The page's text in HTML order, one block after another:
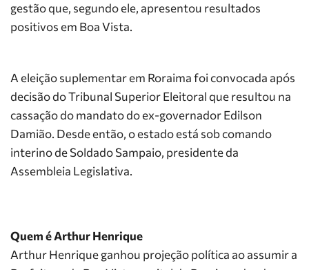
gestão que, segundo ele, apresentou resultados
positivos em Boa Vista.
A eleição suplementar em Roraima foi convocada após
decisão do Tribunal Superior Eleitoral que resultou na
cassação do mandato do ex-governador Edilson
Damião. Desde então, o estado está sob comando
interino de Soldado Sampaio, presidente da
Assembleia Legislativa.
Quem é Arthur Henrique
Arthur Henrique ganhou projeção política ao assumir a